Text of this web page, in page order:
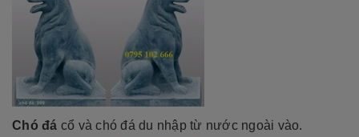
Chó đá cổ và chó đá du nhập từ nước ngoài vào.